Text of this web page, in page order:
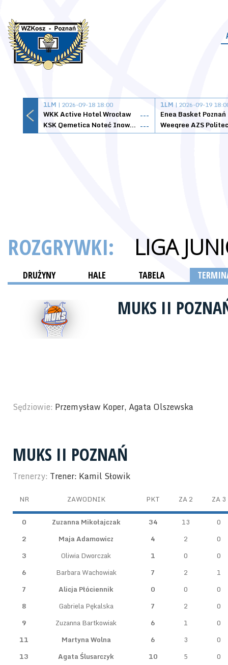
1LM | 2026-09-18 18:00
WKK Active Hotel Wrocław
---
KSK Qemetica Noteć Inowrocław ---
1LM | 2026-09-19
Enea Basket Poznań
ROZGRYWKI: LIGA
DRUŻYNY HALE TABELA
MUKS II
Sędziowie: Przemysław Koper, Agata Olszewska
MUKS II POZNAŃ
Trenerzy: Trener: Kamil Słowik
NR ZAWODNIK PKT ZA 2 ZA 3
0 Zuzanna Mikołajczak 34 13
0
2
Maja Adamowicz 4 2
0
3
Oliwia Dworczak 1 0
0
6
Barbara Wachowiak 7 2
1
7
Alicja Płóciennik 0 0
0
8
Gabriela Pękalska 7 2
0
9
Zuzanna Bartkowiak 6 1
0
11
Martyna Wolna 6 3
0
13
Agata Ślusarczyk 10 5
0